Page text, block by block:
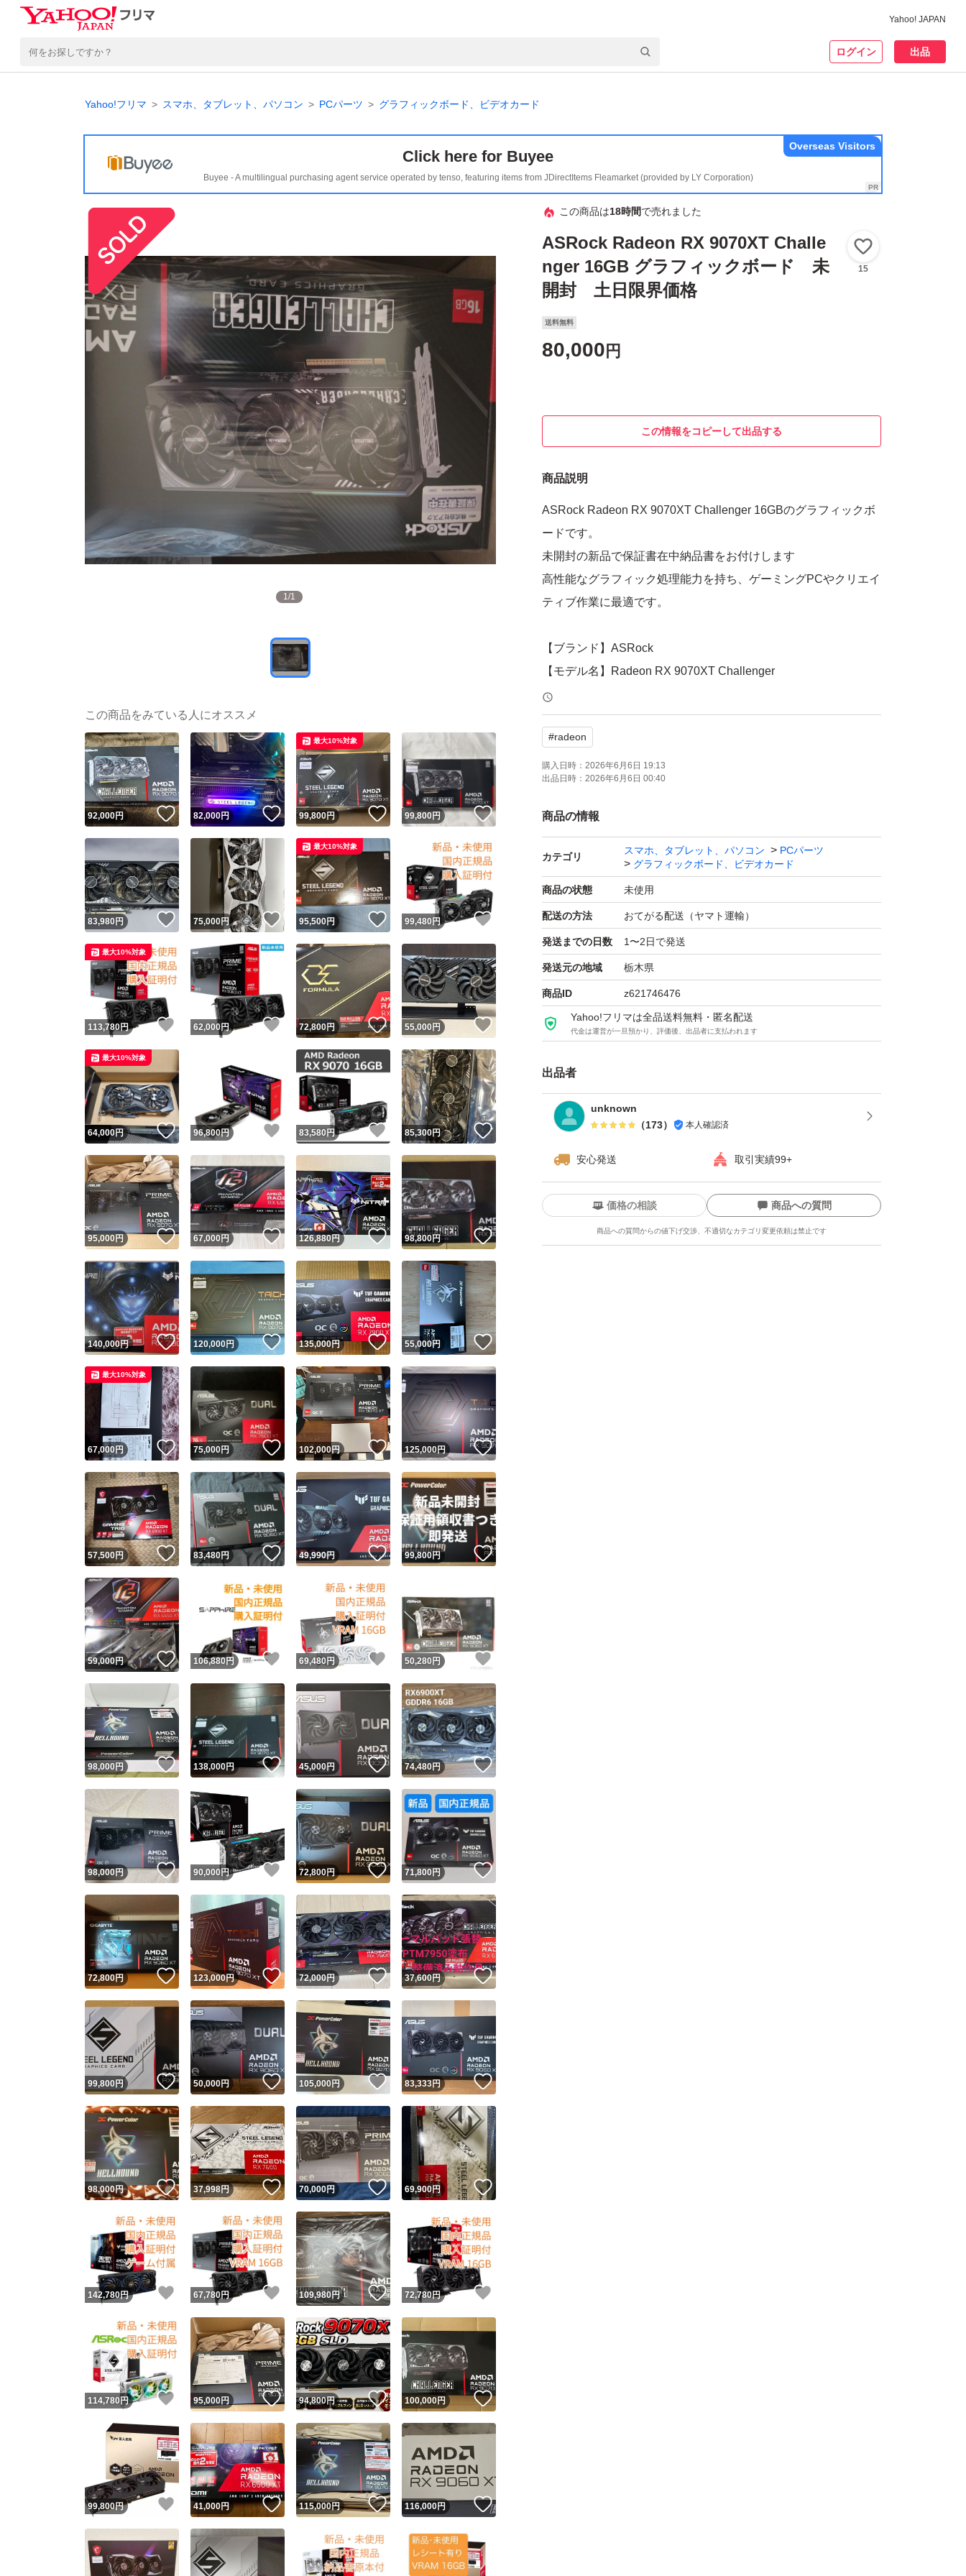
Yahoo! JAPAN
ログイン 出品
Yahoo!フリマ スマホ、タブレット、パソコン PCパーツ グラフィックボード、ビデオカード
Click here for Buyee
Buyee - A multilingual purchasing agent service operated by tenso, featuring items from JDirectItems Fleamarket (provided by LY Corporation)
Overseas Visitors
1/1
この商品は18時間で売れました
ASRock Radeon RX 9070XT Challe
nger 16GB グラフィックボード 未
開封 土日限界価格
15
送料無料
80,000 円
この情報をコピーして出品する
商品説明
ASRock Radeon RX 9070XT Challenger 16GBのグラフィックボ
ードです。
未開封の新品で保証書在中納品書をお付けします
高性能なグラフィック処理能力を持ち、ゲーミングPCやクリエイ
ティブ作業に最適です。
【ブランド】ASRock
【モデル名】Radeon RX 9070XT Challenger
【メモリ容量】16GB
【商品の状態】未使用
【カラー】ブラック系
#radeon
購入日時： 2026年6月6日 19:13
出品日時： 2026年6月6日 00:40
商品の情報
カテゴリ
スマホ、タブレット、パソコン
PCパーツ
グラフィックボード、ビデオカード
商品の状態 未使用
配送の方法 おてがる配送（ヤマト運輸）
発送までの日数 1〜2日で発送
発送元の地域 栃木県
商品ID z621746476
Yahoo!フリマは全品送料無料・匿名配送
代金は運営が一旦預かり、評価後、出品者に支払われます
出品者
unknown
（173） 本人確認済
安心発送 取引実績99+
ユーザーの実績について
Yahoo!フリマが定めた一定の基準を満たしたユーザーにバッジを付与しています
安心取引出品者
安心取引出品者 Yahoo!フリマの基準をクリアした安心・安全なユーザーです
取引実績
取引実績◯+ このユーザーはYahoo!フリマの取引を完了させた実績があります
他フリマ実績◯+ このユーザーは他フリマサービスでの取引実績があります
スピード&安心発送
※このバッジは実績に基づく表示であり、発送を保証しているものではありません
スピード＆安心発送
このユーザーは高頻度で24時間以内＆設定した発送日数内に発送してい
ます
スピード発送 このユーザーは高頻度で24時間以内に発送しています
安心発送 このユーザーは設定した発送日数内に発送しています
価格の相談 商品への質問
商品への質問からの値下げ交渉、不適切なカテゴリ変更依頼は禁止です
この商品の情報をコピーします
商品画像の無断転載は禁止されています
コピーは 1商品につき1回
出品ページへ
キャンセル
この商品をみている人にオススメ
92,000円 いいね！
82,000円 いいね！
99,800円 いいね！
最大10%対象
99,800円 いいね！
83,980円 いいね！
75,000円 いいね！
95,500円 いいね！
最大10%対象
99,480 円
113,780円 いいね！
最大10%対象
62,000円 いいね！
72,800円 いいね！
55,000円
64,000円 いいね！
最大10%対象
96,800円 いいね！
83,580 円 いいね！
85,300円 いいね！
95,000円 いいね！
67,000 円 いいね！
126,880 円 いいね！
98,800円 いいね！
140,000円 いいね！
120,000円 いいね！
135,000円 いいね！
55,000円 いいね！
67,000円 いいね！
最大10%対象
75,000円 いいね！
102,000円 いいね！
125,000円 いいね！
57,500円 いいね！
83,480円 いいね！
49,990円 いいね！
99,800円 いいね！
59,000円 いいね！
106,880円 いいね！
69,480円 いいね！
50,280 円
98,000 円 いいね！
138,000円 いいね！
45,000円 いいね！
74,480円 いいね！
98,000円 いいね！
90,000円 いいね！
72,800円 いいね！
71,800円
72,800円 いいね！
123,000円 いいね！
72,000円 いいね！
37,600円 いいね！
99,800円 いいね！
50,000円 いいね！
105,000円 いいね！
83,333円 いいね！
98,000円 いいね！
37,998円 いいね！
70,000円 いいね！
69,900円 いいね！
142,780円 いいね！
67,780円 いいね！
109,980円 いいね！
72,780円
114,780円 いいね！
95,000円 いいね！
94,800円 いいね！
100,000円 いいね！
99,800円 いいね！
41,000円 いいね！
115,000円 いいね！
116,000円 いいね！